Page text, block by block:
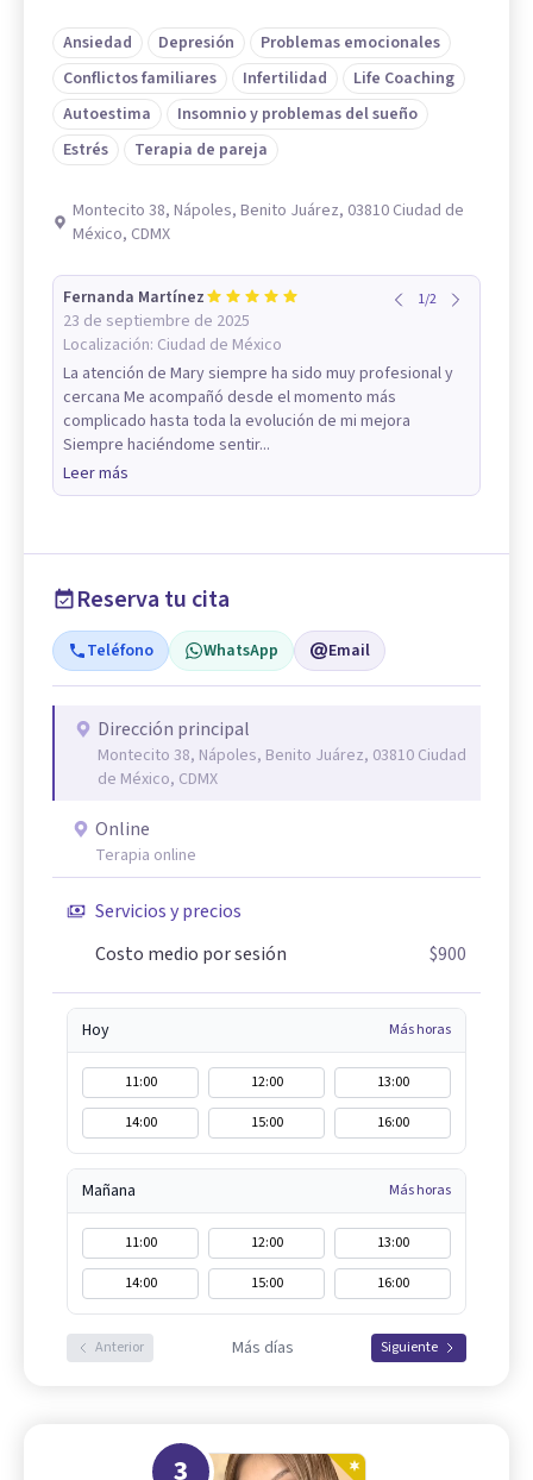
Ansiedad Depresión
Problemas emocionales
Conflictos familiares
Infertilidad
Life Coaching
Autoestima
Insomnio y problemas del sueño
Estrés
Terapia de pareja
Montecito 38, Nápoles, Benito Juárez, 03810 Ciudad de
México, CDMX
Fernanda Martínez
23 de septiembre de 2025
Localización: Ciudad de México
1/2
La atención de Mary siempre ha sido muy profesional y
cercana Me acompañó desde el momento más
complicado hasta toda la evolución de mi mejora
Siempre haciéndome sentir...
Leer más
Reserva tu cita
Teléfono WhatsApp Email
Dirección principal
Montecito 38, Nápoles, Benito Juárez, 03810 Ciudad
de México, CDMX
Online
Terapia online
Servicios y precios
Costo medio por sesión
$900
Hoy Más horas
11:00 12:00
13:00
14:00
15:00 16:00
Mañana Más horas
11:00 12:00
13:00
14:00
15:00 16:00
Anterior Más días Siguiente
3